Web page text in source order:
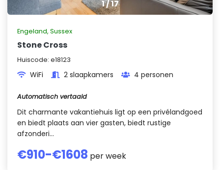
1/17
Engeland, Sussex
Stone Cross
Huiscode: e18123
WiFi 2 slaapkamers 4 personen
Automatisch vertaald
Dit charmante vakantiehuis ligt op een privélandgoed
en biedt plaats aan vier gasten, biedt rustige
afzonderi...
€910-€1608 per week